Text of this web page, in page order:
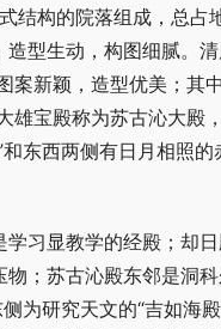
结构的院落组成，总
型生动，构图细腻。
案新颖，造型优美；其
雄宝殿称为苏古沁大殿
东西两侧有日月相照
习显教学的经殿；却
；苏古沁殿东邻是洞
为研究天文的“吉如海